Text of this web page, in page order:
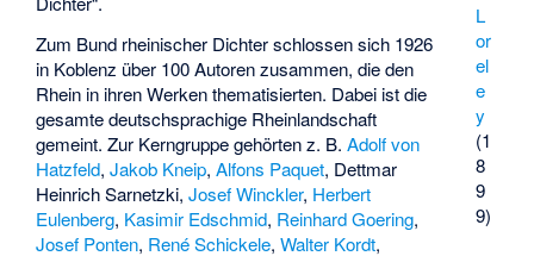
L
or
el
e
y
(1
8
9
9)
Zum Bund rheinischer Dichterschlossen sich 1926
in Koblenz über 100 Autoren zusammen, die den
Rhein in ihren Werken thematisierten. Dabei ist die
gesamte deutschsprachige Rheinlandschaft
gemeint. Zur Kerngruppe gehörten z. B.Adolf von
Hatzfeld,Jakob Kneip,Alfons Paquet, Dettmar
Heinrich Sarnetzki,Josef Winckler, Herbert
Eulenberg, Kasimir Edschmid, Reinhard Goering,
Josef Ponten, René Schickele,Walter Kordt,